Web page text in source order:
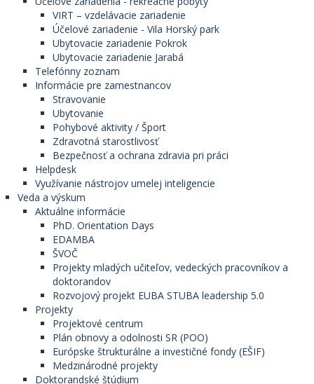
VIRT – vzdelávacie zariadenie
Účelové zariadenie - Vila Horský park
Ubytovacie zariadenie Pokrok
Ubytovacie zariadenie Jarabá
Telefónny zoznam
Informácie pre zamestnancov
Stravovanie
Ubytovanie
Pohybové aktivity / Šport
Zdravotná starostlivosť
Bezpečnosť a ochrana zdravia pri práci
Helpdesk
Využívanie nástrojov umelej inteligencie
Veda a výskum
Aktuálne informácie
PhD. Orientation Days
EDAMBA
ŠVOČ
Projekty mladých učiteľov, vedeckých pracovníkov a
doktorandov
Rozvojový projekt EUBA STUBA leadership 5.0
Projekty
Projektové centrum
Plán obnovy a odolnosti SR (POO)
Európske štrukturálne a investičné fondy (EŠIF)
Medzinárodné projekty
Doktorandské štúdium